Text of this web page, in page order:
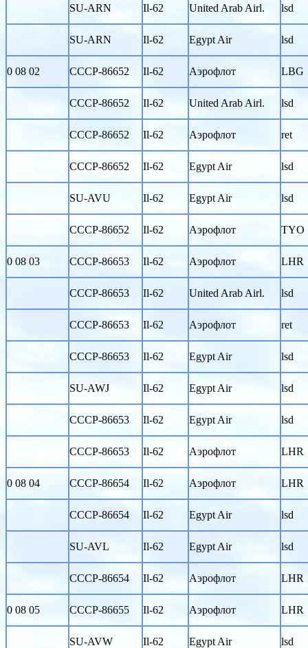
SU-ARN Il-62 United Arab Airl. lsd
SU-ARN Il-62 Egypt Air lsd
0 08 02 CCCP-86652 Il-62 Аэрофлот LBG
CCCP-86652 Il-62 United Arab Airl. lsd
CCCP-86652 Il-62 Аэрофлот ret
CCCP-86652 Il-62 Egypt Air lsd
SU-AVU Il-62 Egypt Air lsd
CCCP-86652 Il-62 Аэрофлот TYO
0 08 03 CCCP-86653 Il-62 Аэрофлот LHR
CCCP-86653 Il-62 United Arab Airl. lsd
CCCP-86653 Il-62 Аэрофлот ret
CCCP-86653 Il-62 Egypt Air lsd
SU-AWJ Il-62 Egypt Air lsd
CCCP-86653 Il-62 Egypt Air lsd
CCCP-86653 Il-62 Аэрофлот LHR
0 08 04 CCCP-86654 Il-62 Аэрофлот LHR
CCCP-86654 Il-62 Egypt Air lsd
SU-AVL Il-62 Egypt Air lsd
CCCP-86654 Il-62 Аэрофлот LHR
0 08 05 CCCP-86655 Il-62 Аэрофлот LHR
SU-AVW Il-62 Egypt Air lsd